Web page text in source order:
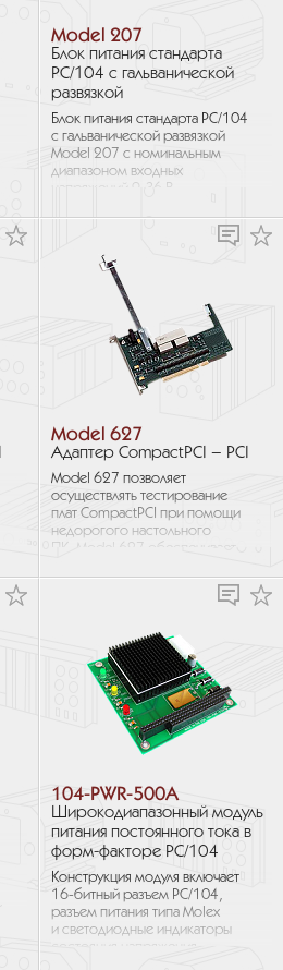
Model 207
Блок питания стандарта
PC/104 с гальванической
развязкой
Блок питания стандарта PC/104
с гальванической развязкой
Model 207 с номинальным
диапазоном входных
напряжений 9-36 В
параметрами +5 В
постоянного тока при 4 A...
Model 627
Адаптер CompactPCI – PCI
Model 627 позволяет
осуществлять тестирование
плат CompactPCI при помощи
недорогого настольного
ПК. Model 627 обеспечивает
разработки и тестирования
104-PWR-500A
Широкодиапазонный модуль
питания постоянного тока в
форм-факторе PC/104
Конструкция модуля включает
16-битный разъем PC/104,
разъем питания типа Molex
и светодиодные индикаторы